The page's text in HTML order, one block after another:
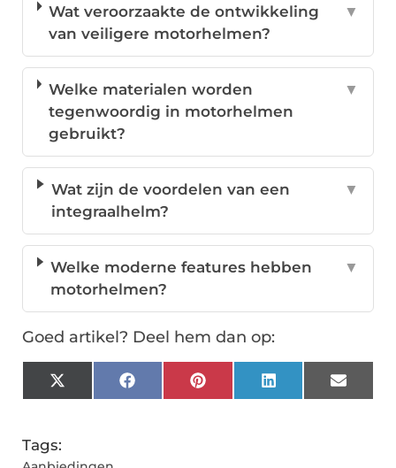
Wat veroorzaakte de ontwikkeling
van veiligere motorhelmen?
▼
Welke materialen worden
tegenwoordig in motorhelmen
gebruikt?
▼
Wat zijn de voordelen van een
integraalhelm?
▼
Welke moderne features hebben
motorhelmen?
▼
Goed artikel? Deel hem dan op:
X
(Twitter)
FacebookPinterestLinkedInEmail
Tags: